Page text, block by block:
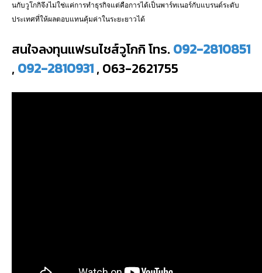
นกับวูโกกิจึงไม่ใช่แค่การทำธุรกิจแต่คือการได้เป็นพาร์ทเนอร์กับแบรนด์ระดับ
ประเทศที่ให้ผลตอบแทนคุ้มค่าในระยะยาวได้
สนใจลงทุนแฟรนไชส์วูโกกิ โทร. 092-2810851
, 092-2810931, 063-2621755